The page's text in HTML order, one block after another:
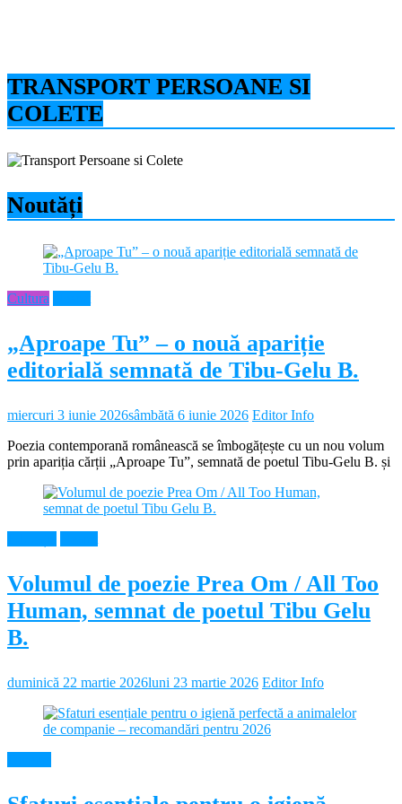
TRANSPORT PERSOANE SI
COLETE
Noutăți
Cultura
„Aproape Tu” – o nouă apariție
editorială semnată de Tibu-Gelu B.
miercuri 3 iunie 2026sâmbătă 6 iunie 2026 Editor Info
Poezia contemporană românească se îmbogățește cu un nou volum
prin apariția cărții „Aproape Tu”, semnată de poetul Tibu-Gelu B. și
Volumul de poezie Prea Om / All Too
Human, semnat de poetul Tibu Gelu
B.
duminică 22 martie 2026luni 23 martie 2026 Editor Info